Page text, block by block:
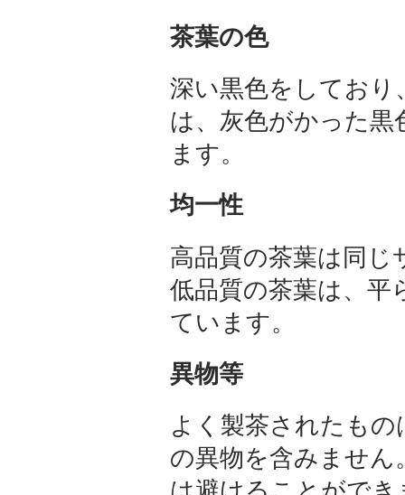
茶葉の色
深い黒色をしており
は、灰色がかった
ます。
均一性
高品質の茶葉は同
低品質の茶葉は、平
ています。
異物等
よく製茶されたもの
の異物を含みませ